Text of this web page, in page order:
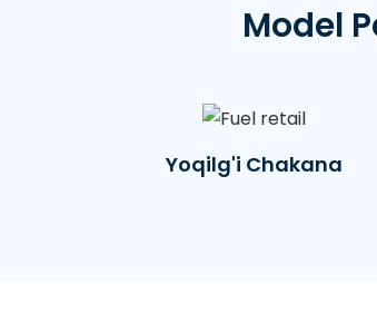
Model
Yoqilg'i Chakana